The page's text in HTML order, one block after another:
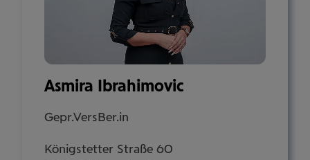
Asmira Ibrahimovic
Gepr.VersBer.in
Königstetter Straße 60